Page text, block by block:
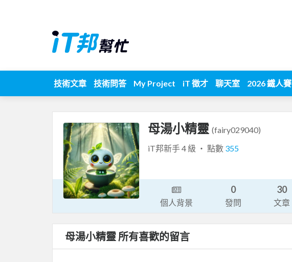
技術文章 技術問答 My Project iT 徵才 聊天室 2026 鐵人賽
母湯小精靈 (fairy029040)
iT邦新手 4 級 ‧ 點數 355
個人背景
0
發問
30
文章
母湯小精靈 所有喜歡的留言